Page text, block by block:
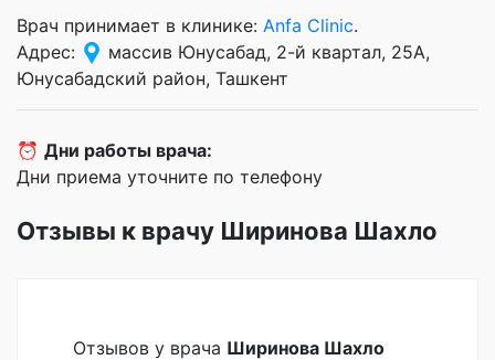
Врач принимает в клинике: Anfa Clinic.
Адрес:
массив Юнусабад, 2-й квартал, 25А,
Юнусабадский район, Ташкент
⏰ Дни работы врача:
Дни приема уточните по телефону
Отзывы к врачу Ширинова Шахло
Отзывов у врача Ширинова Шахло